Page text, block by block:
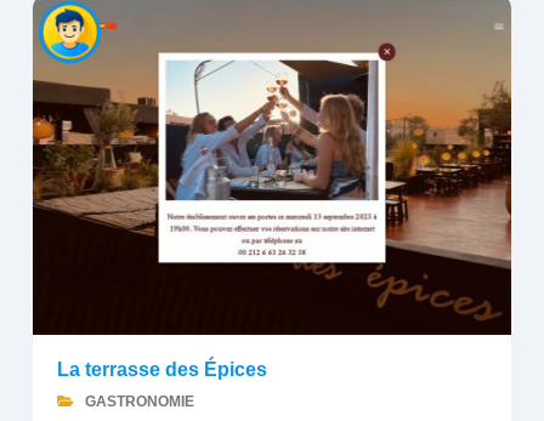
La terrasse des Épices
GASTRONOMIE